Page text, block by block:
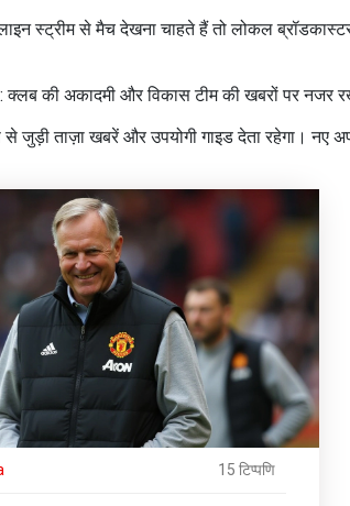
स्ट्रीम से मैच देखना चाहते हैं तो लोकल
की अकादमी और विकास टीम की खबरों पर
ताज़ा खबरें और उपयोगी गाइड देता रहेगा। नए
15 टिप्पणि